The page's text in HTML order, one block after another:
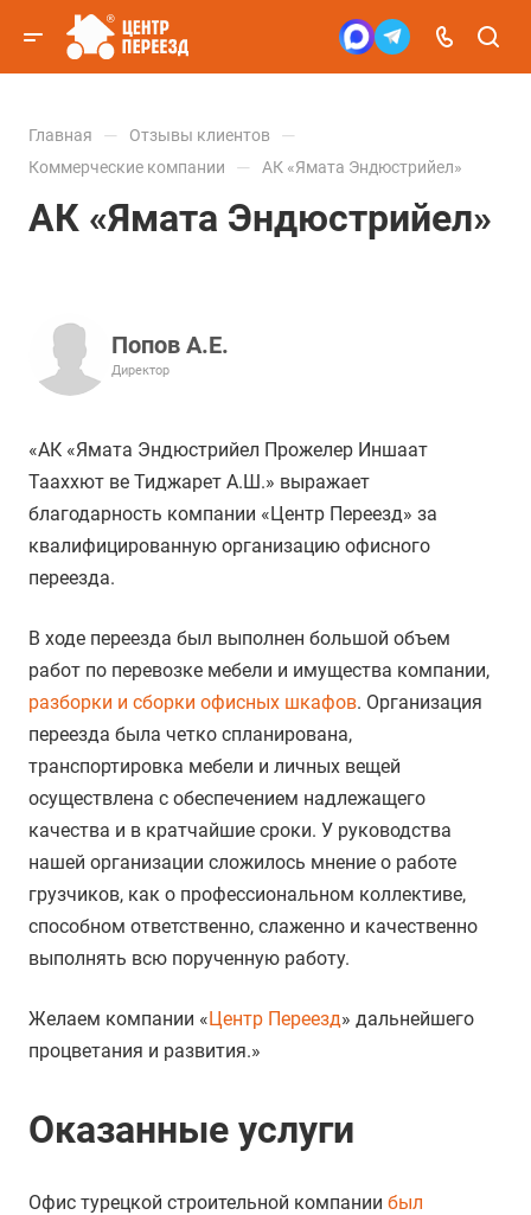
Главная — Отзывы клиентов —
Коммерческие компании — АК «Ямата Эндюстрийел»
АК «Ямата Эндюстрийел»
Попов А.Е.
Директор
«АК «Ямата Эндюстрийел Прожелер Иншаат
Тааххют ве Тиджарет А.Ш.» выражает
благодарность компании «Центр Переезд» за
квалифицированную организацию офисного
переезда.
В ходе переезда был выполнен большой объем
работ по перевозке мебели и имущества компании,
разборки и сборки офисных шкафов. Организация
переезда была четко спланирована,
транспортировка мебели и личных вещей
осуществлена с обеспечением надлежащего
качества и в кратчайшие сроки. У руководства
нашей организации сложилось мнение о работе
грузчиков, как о профессиональном коллективе,
способном ответственно, слаженно и качественно
выполнять всю порученную работу.
Желаем компании «Центр Переезд» дальнейшего
процветания и развития.»
Оказанные услуги
Офис турецкой строительной компании был